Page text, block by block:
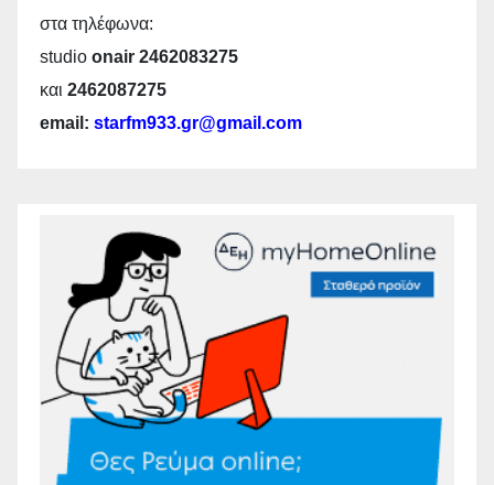
στα τηλέφωνα:
studio onair 2462083275
και 2462087275
email: starfm933.gr@gmail.com